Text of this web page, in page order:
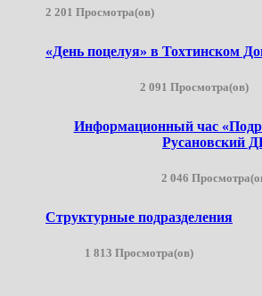
2 201 Просмотра(ов)
«День поцелуя» в Тохтинском
2 091 Просмотра(ов)
Информационный час
Русановский
2 046
Структурные подразделения
1 813 Просмотра(ов)